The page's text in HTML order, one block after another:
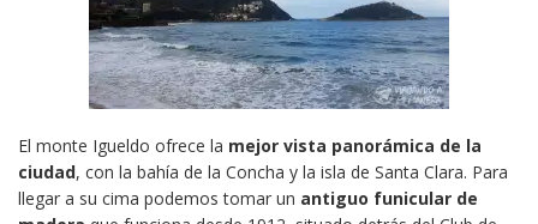
El monte Igueldo ofrece la mejor vista panorámica de la
ciudad, con la bahía de la Concha y la isla de Santa Clara. Para
llegar a su cima podemos tomar un antiguo funicular de